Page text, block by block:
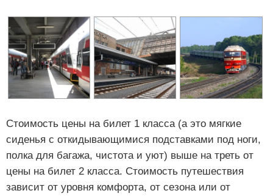
Стоимость цены на билет 1 класса (а это мягкие
сиденья с откидывающимися подставками под ноги,
полка для багажа, чистота и уют) выше на треть от
цены на билет 2 класса. Стоимость путешествия
зависит от уровня комфорта, от сезона или от